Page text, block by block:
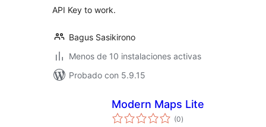
API Key to work.
Bagus Sasikirono
Menos de 10 instalaciones activas
Probado con 5.9.15
Modern Maps Lite
(0valoraciones
en
)